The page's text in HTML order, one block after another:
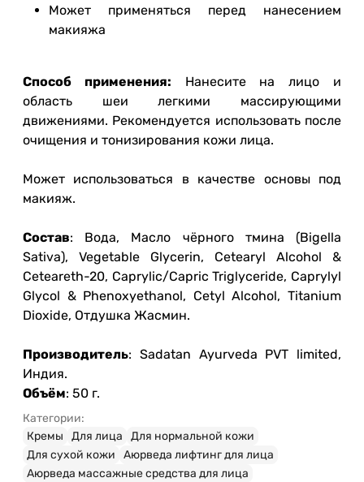
Может применяться перед нанесением
макияжа
Способ применения: Нанесите на лицо и
область шеи легкими массирующими
движениями. Рекомендуется использовать после
очищения и тонизирования кожи лица.
Может использоваться в качестве основы под
макияж.
Состав: Вода, Масло чёрного тмина (Bigella
Sativa), Vegetable Glycerin, Сetearyl Alcohol &
Ceteareth-20, Caprylic/Capric Triglyceride, Caprylyl
Glycol & Phenoxyethanol, Cetyl Alcohol, Titanium
Dioxide, Отдушка Жасмин.
Производитель: Sadatan Ayurveda PVT limited,
Индия.
Объём: 50 г.
Категории:
Кремы
Для лица
Для нормальной кожи
Для сухой кожи
Аюрведа лифтинг для лица
Аюрведа массажные средства для лица